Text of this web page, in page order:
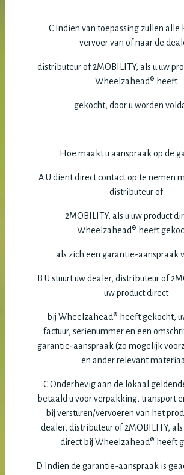
C Indien van toepassing zullen alle
vervoer van of naar de
distributeur of 2MOBILITY, als u uw
Wheelzahead® heeft
gekocht, door u worden
Hoe maakt u aanspraak op de
A U dient direct contact op te nemen
distributeur of
2MOBILITY, als u uw product
Wheelzahead® heeft
als zich een garantie-aanspraak
B U stuurt uw dealer, distributeur of
uw product direct
bij Wheelzahead® heeft gekocht,
factuur, serienummer en een
garantie-aanspraak (zo mogelijk
en ander relevant
C Onderhevig aan de lokaal
betaald u voor verpakking, transport
bij versturen/vervoeren van het
dealer, distributeur of 2MOBILITY, als
direct bij Wheelzahead® heeft
D Indien de garantie-aanspraak is